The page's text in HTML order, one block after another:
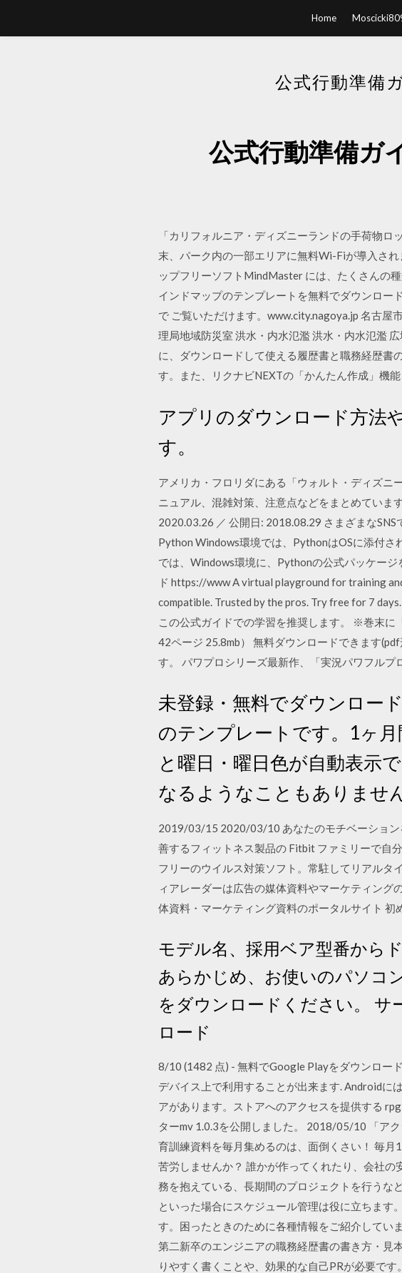
Home
公式行動準備
公式行動準備ガ
「カリフォルニア・ディズニーランドの手荷物
末、パーク内の一部エリアに無料Wi-Fiが導入さ
ップフリーソフトMindMaster には、たくさんの
インドマップのテンプレートを無料でダウンロー
で ご覧いただけます。www.city.nagoya.jp 名古屋
理局地域防災室 洪水・内水氾濫 洪水・内水氾濫
に、ダウンロードして使える履歴書と職務経歴
す。また、リクナビNEXTの「かんたん作成」機
アプリのダウンロード方法
す。
アメリカ・フロリダにある「ウォルト・ディズニ
ニュアル、混雑対策、注意点などをまとめていま
2020.03.26 ／ 公開日: 2018.08.29 さまざまな
Python Windows環境では、PythonはOSに添付さ
では、Windows環境に、Pythonの公式パッケー
ド https://www A virtual playground for training
compatible. Trusted by the pros. Try free for 7
この公式ガイドでの学習を推奨します。 ※巻末
42ページ 25.8mb） 無料ダウンロードできます
す。 パワプロシリーズ最新作、「実況パワフルプ
未登録・無料でダウンロー
のテンプレートです。1ヶ
と曜日・曜日色が自動表示
なるようなこともありません
2019/03/15 2020/03/10 あなたのモチベーション
善するフィットネス製品の Fitbit ファミリーで自
フリーのウイルス対策ソフト。常駐してリアルタ
ィアレーダーは広告の媒体資料やマーケティング
体資料・マーケティング資料のポータルサイト 初
モデル名、採用ベア型番から
あらかじめ、お使いのパソコ
をダウンロードください。 サ
ロード
8/10 (1482 点) - 無料でGoogle Playをダウンロー
デバイス上で利用することが出来ます. Androidに
アがあります。ストアへのアクセスを提供する
ターmv 1.0.3を公開しました。 2018/05/10 「ア
育訓練資料を毎月集めるのは、面倒くさい！ 毎
苦労しませんか？ 誰かが作ってくれたり、会社
務を抱えている、長期間のプロジェクトを行うな
といった場合にスケジュール管理は役に立ちま
す。困ったときのために各種情報をご紹介してい
第二新卒のエンジニアの職務経歴書の書き方・見
りやすく書くことや、効果的な自己PRが必要で